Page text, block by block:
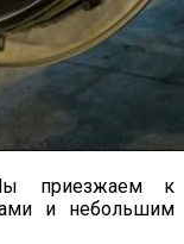
приезжаем к
и небольшим